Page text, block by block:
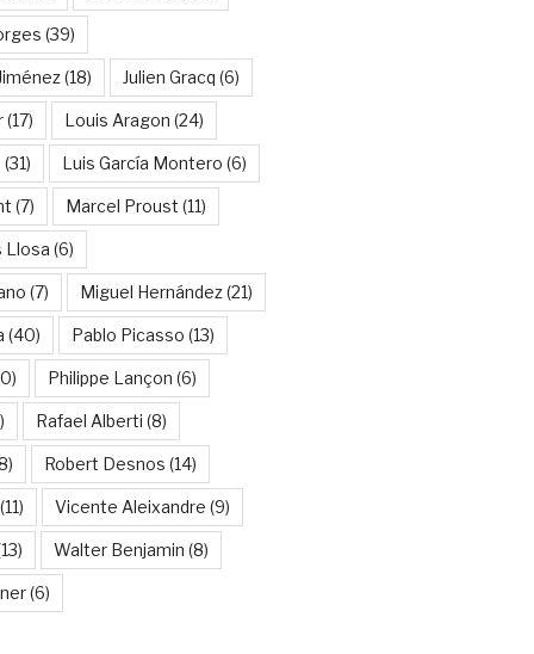
(39)
(18) Julien Gracq (6)
(17) Louis Aragon (24)
(31) Luis García Montero (6)
(7) Marcel Proust (11)
Llosa (6)
(7) Miguel Hernández(21)
(40) Pablo Picasso (13)
Philippe Lançon (6)
Rafael Alberti (8)
Robert Desnos (14)
(11) Vicente Aleixandre (9)
Walter Benjamin (8)
(6)